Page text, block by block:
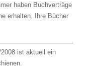
haben Buchverträge
erhalten. Ihre Bücher
ist aktuell ein